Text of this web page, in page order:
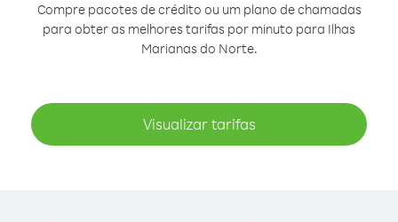
Compre pacotes de crédito ou um plano de chamadas
para obter as melhores tarifas por minuto para Ilhas
Marianas do Norte.
Visualizar tarifas